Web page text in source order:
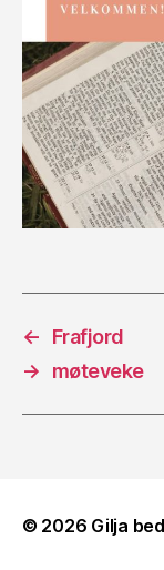
←
Frafjord
→
møteveke
© 2026 Gilja